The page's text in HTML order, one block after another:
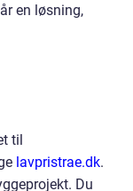
en løsning,
til
lavpristrae.dk.
Du